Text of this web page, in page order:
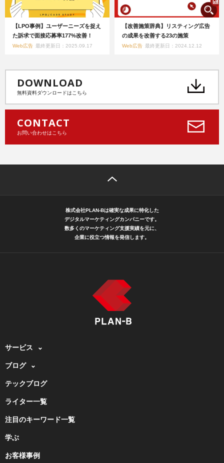
【LPO事例】ユーザーニーズを捉え
た訴求で面接応募率177%改善！
Web広告 最終更新日：2025.09.17
【改善施策辞典】リスティング広告
の成果を改善する23の施策
Web広告 最終更新日：2024.12.12
DOWNLOAD
無料資料ダウンロードはこちら
CONTACT
お問い合わせはこちら
株式会社PLAN-Bは確実な成果に特化した
デジタルマーケティングカンパニーです。
数多くのマーケティング支援実績を元に、
企業に役立つ情報を発信します。
サービス
ブログ
テックブログ
ライター一覧
注目のキーワード一覧
学ぶ
お客様事例